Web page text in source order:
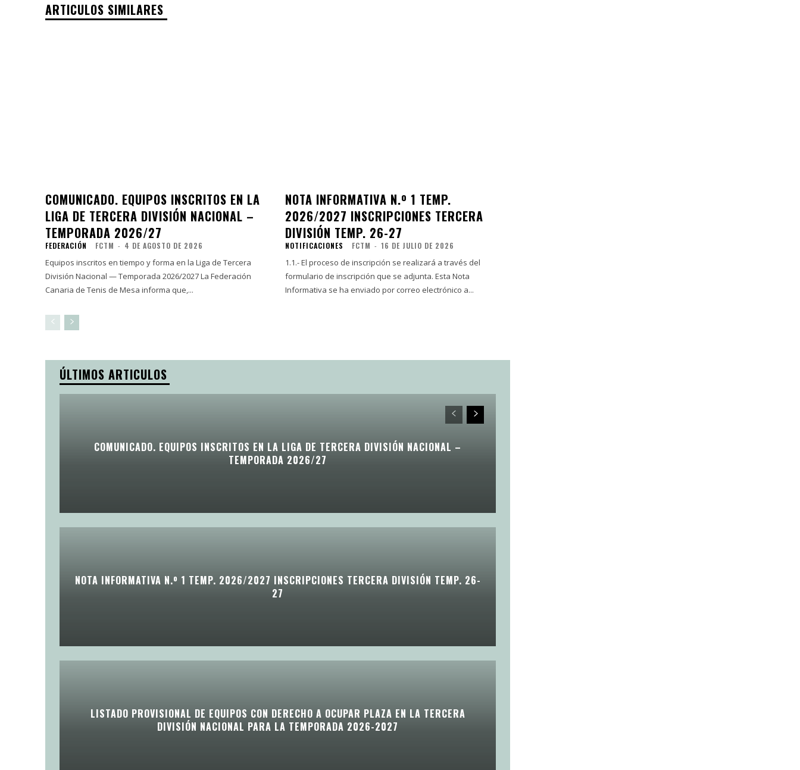
ARTICULOS SIMILARES
COMUNICADO. EQUIPOS INSCRITOS EN LA
LIGA DE TERCERA DIVISIÓN NACIONAL –
TEMPORADA 2026/27
FEDERACIÓN FCTM - 4 DE AGOSTO DE 2026
Equipos inscritos en tiempo y forma en la Liga de Tercera
División Nacional — Temporada 2026/2027 La Federación
Canaria de Tenis de Mesa informa que,...
NOTA INFORMATIVA N.º 1 TEMP.
2026/2027 INSCRIPCIONES TERCERA
DIVISIÓN TEMP. 26-27
NOTIFICACIONES FCTM - 16 DE JULIO DE 2026
1.1.- El proceso de inscripción se realizará a través del
formulario de inscripción que se adjunta. Esta Nota
Informativa se ha enviado por correo electrónico a...
ÚLTIMOS ARTICULOS
COMUNICADO. EQUIPOS INSCRITOS EN LA LIGA DE TERCERA DIVISIÓN NACIONAL –
TEMPORADA 2026/27
NOTA INFORMATIVA N.º 1 TEMP. 2026/2027 INSCRIPCIONES TERCERA DIVISIÓN TEMP. 26-
27
LISTADO PROVISIONAL DE EQUIPOS CON DERECHO A OCUPAR PLAZA EN LA TERCERA
DIVISIÓN NACIONAL PARA LA TEMPORADA 2026-2027